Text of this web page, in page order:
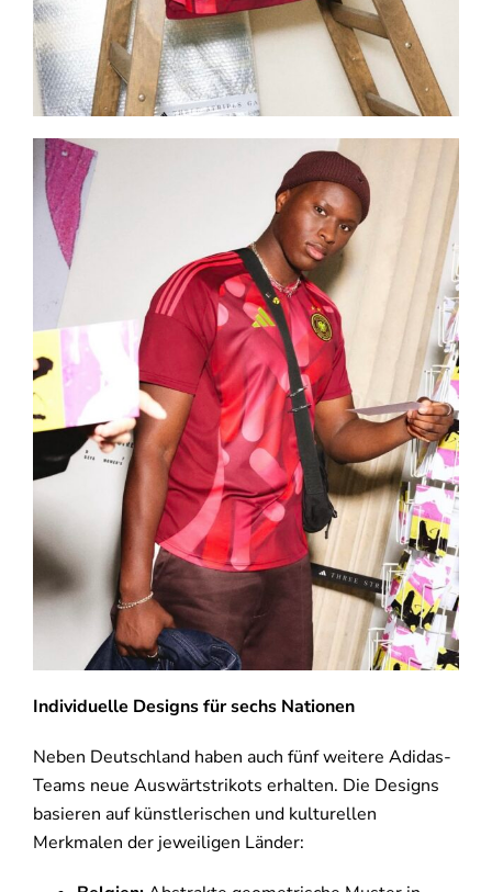
Individuelle Designs für sechs Nationen
Neben Deutschland haben auch fünf weitere Adidas-
Teams neue Auswärtstrikots erhalten. Die Designs
basieren auf künstlerischen und kulturellen
Merkmalen der jeweiligen Länder: